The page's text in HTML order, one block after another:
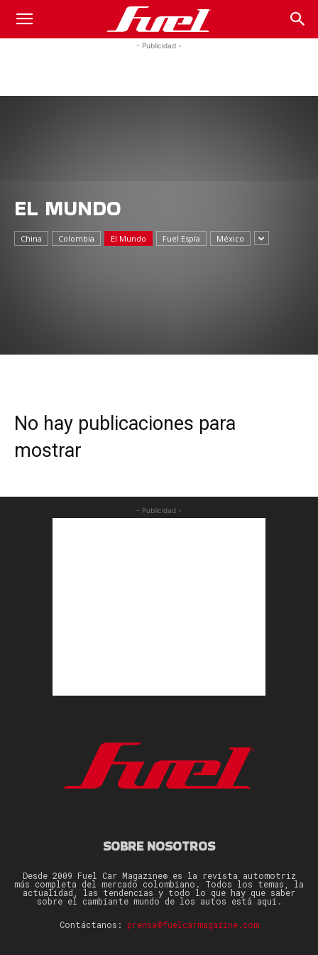
Fuel
- Publicidad -
EL MUNDO
China Colombia El Mundo Fuel Espía México
No hay publicaciones para
mostrar
- Publicidad -
SOBRE NOSOTROS
Desde 2009 Fuel Car Magazine® es la revista automotriz
más completa del mercado colombiano. Todos los temas, la
actualidad, las tendencias y todo lo que hay que saber
sobre el cambiante mundo de los autos está aquí.
Contáctanos: prensa@fuelcarmagazine.com